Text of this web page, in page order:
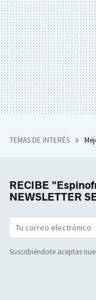
TEMAS DE INTERÉS
RECIBE
NEWSLETTER
Suscribiéndote aceptas